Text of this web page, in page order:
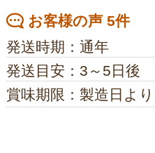
お客様の声 5件
発送時期：通年
発送目安：3～5日後
賞味期限：製造日よ